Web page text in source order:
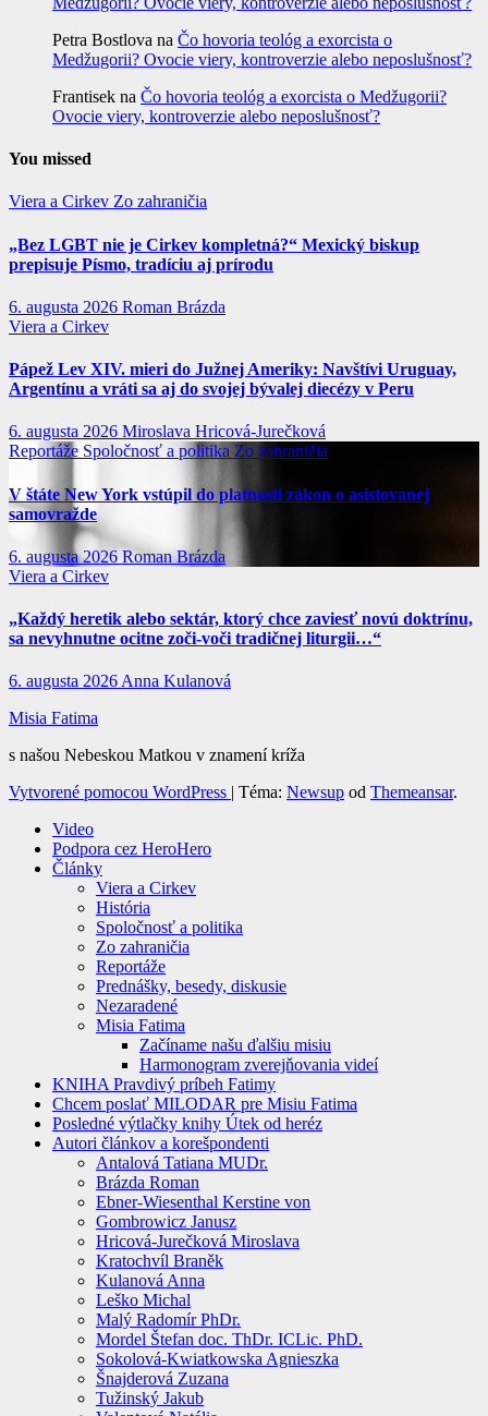
Petra Bostlova na Čo hovoria teológ a exorcista o
Medžugorii? Ovocie viery, kontroverzie alebo neposlušnosť?
Frantisek na Čo hovoria teológ a exorcista o Medžugorii?
Ovocie viery, kontroverzie alebo neposlušnosť?
You missed
Viera a Cirkev Zo zahraničia
„Bez LGBT nie je Cirkev kompletná?“ Mexický biskup
prepisuje Písmo, tradíciu aj prírodu
6. augusta 2026 Roman Brázda
Viera a Cirkev
Pápež Lev XIV. mieri do Južnej Ameriky: Navštívi Uruguay,
Argentínu a vráti sa aj do svojej bývalej diecézy v Peru
6. augusta 2026 Miroslava Hricová-Jurečková
Reportáže Spoločnosť a politika Zo zahraničia
V štáte New York vstúpil do platnosti zákon o asistovanej
samovražde
6. augusta 2026 Roman Brázda
Viera a Cirkev
„Každý heretik alebo sektár, ktorý chce zaviesť novú doktrínu,
sa nevyhnutne ocitne zoči-voči tradičnej liturgii…“
6. augusta 2026 Anna Kulanová
Misia Fatima
s našou Nebeskou Matkou v znamení kríža
Vytvorené pomocou WordPress | Téma: Newsup od Themeansar.
Video
Podpora cez HeroHero
Články
Viera a Cirkev
História
Spoločnosť a politika
Zo zahraničia
Reportáže
Prednášky, besedy, diskusie
Nezaradené
Misia Fatima
Začíname našu ďalšiu misiu
Harmonogram zverejňovania videí
KNIHA Pravdivý príbeh Fatimy
Chcem poslať MILODAR pre Misiu Fatima
Posledné výtlačky knihy Útek od heréz
Autori článkov a korešpondenti
Antalová Tatiana MUDr.
Brázda Roman
Ebner-Wiesenthal Kerstine von
Gombrowicz Janusz
Hricová-Jurečková Miroslava
Kratochvíl Braněk
Kulanová Anna
Leško Michal
Malý Radomír PhDr.
Mordel Štefan doc. ThDr. ICLic. PhD.
Sokolová-Kwiatkowska Agnieszka
Šnajderová Zuzana
Tužinský Jakub